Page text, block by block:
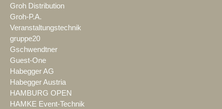
Groh Distribution
Groh-P.A.
Veranstaltungstechnik
gruppe20
Gschwendtner
Guest-One
Habegger AG
Habegger Austria
HAMBURG OPEN
HAMKE Event-Technik